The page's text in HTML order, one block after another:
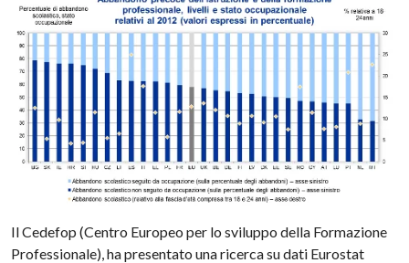
Il Cedefop (Centro Europeo per lo sviluppo della Formazione
Professionale), ha presentato una ricerca su dati Eurostat